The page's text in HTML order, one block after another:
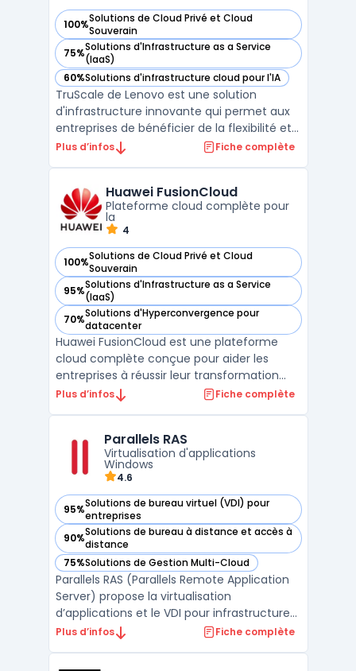
100%Solutions de Cloud Privé et Cloud
Souverain
— voir Lenovo TruScale Infrastructure Services dans cette
75%Solutions d'Infrastructure as a Service
(IaaS)
— voir Lenovo TruScale Infrastructure Services dans cette
60%Solutions d'infrastructure cloud pour l'IA
— voir Lenovo TruScale Infrastructure Services dans cette
TruScale de Lenovo est une solution
d'infrastructure innovante qui permet aux
entreprises de bénéficier de la flexibilité et
de l'évolutivité du Cloud tout en conservant
l'usage, TruScale offre une ...
Plus d’infos Fiche complète
Huawei FusionCloud
Plateforme cloud complète pour
la
4
100%Solutions de Cloud Privé et Cloud
Souverain
— voir Huawei FusionCloud dans cette catégorie
95%Solutions d'Infrastructure as a Service
(IaaS)
— voir Huawei FusionCloud dans cette catégorie
70%Solutions d'Hyperconvergence pour
datacenter
— voir Huawei FusionCloud dans cette catégorie
Huawei FusionCloud est une plateforme
cloud complète conçue pour aider les
entreprises à réussir leur transformation
digitale. Elle intègre une suite de services
disponibilité élevée et une sécurité
renforcée des données critiqu ...
Plus d’infos Fiche complète
Parallels RAS
Virtualisation d'applications
Windows
4.6
95%Solutions de bureau virtuel (VDI) pour
entreprises
— voir Parallels RAS dans cette catégorie
90%Solutions de bureau à distance et accès à
distance
— voir Parallels RAS dans cette catégorie
75%Solutions de Gestion Multi-Cloud
— voir Parallels RAS dans cette catégorie
Parallels RAS (Parallels Remote Application
Server) propose la virtualisation
d’applications et le VDI pour infrastructures
RDS Windows Server et environnements
Plus d’infos Fiche complète